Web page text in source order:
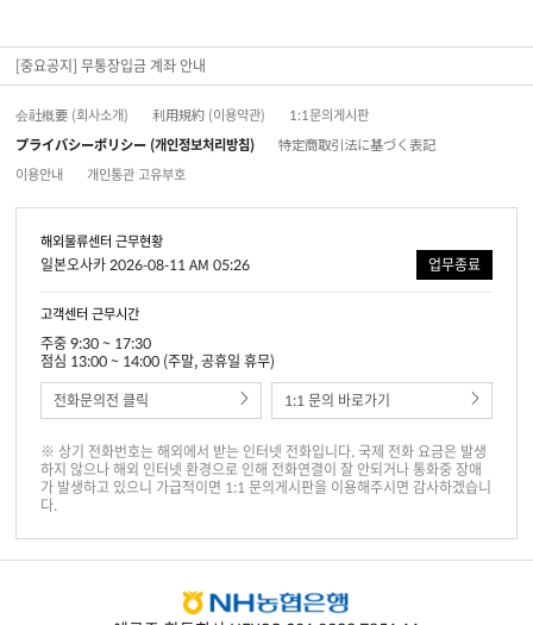
[중요공지] 무통장입금 계좌 안내
会社概要 (회사소개) 利用規約 (이용약관)
1:1문의게시판
プライバシーポリシー (개인정보처리방침)
特定商取引法に基づく表記
이용안내
개인통관 고유부호
해외물류센터 근무현황
일본오사카 2026-08-11 AM 05:26 업무종료
고객센터 근무시간
주중 9:30 ~ 17:30
점심 13:00 ~ 14:00 (주말, 공휴일 휴무)
전화문의전 클릭
1:1 문의 바로가기
※ 상기 전화번호는 해외에서 받는 인터넷 전화입니다. 국제 전화 요금은 발생
하지 않으나 해외 인터넷 환경으로 인해 전화연결이 잘 안되거나 통화중 장애
가 발생하고 있으니 가급적이면 1:1 문의게시판을 이용해주시면 감사하겠습니
다.